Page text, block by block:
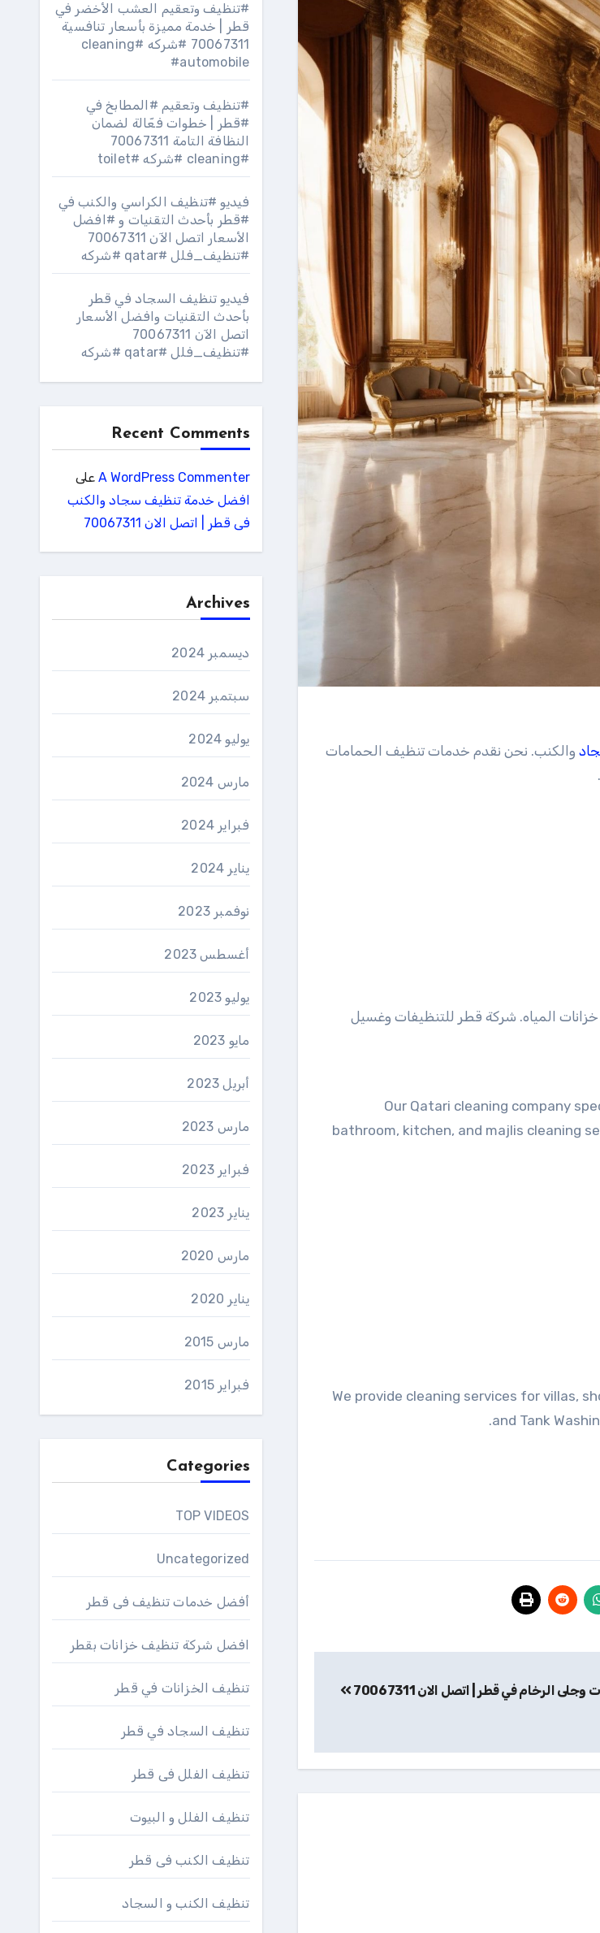
والكنب. نحن نقدم خدمات تنظيف الحمامات
المياه. شركة قطر للتنظيفات وغسيل
Our Qatari cleaning company
bathroom, kitchen, and majlis cleaning
We provide cleaning services for villas,
and Tank
الرخام في قطر | اتصل الان 70067311
#تنظيف وتعقيم العشب الأخضر في
قطر | خدمة مميزة بأسعار تنافسية
70067311 #شركه #cleaning
#automobile
#تنظيف وتعقيم #المطابخ في
#قطر | خطوات فعّالة لضمان
النظافة التامة 70067311
#cleaning #شركه #toilet
فيديو #تنظيف الكراسي والكنب في
#قطر بأحدث التقنيات و #افضل
الأسعار اتصل الآن 70067311
#تنظيف_فلل #qatar #شركه
فيديو تنظيف السجاد في قطر
بأحدث التقنيات وافضل الأسعار
اتصل الآن 70067311
#تنظيف_فلل #qatar #شركه
Recent Comments
A WordPress Commenter على
افضل خدمة تنظيف سجاد والكنب
فى قطر | اتصل الان 70067311
Archives
ديسمبر 2024
سبتمبر 2024
يوليو 2024
مارس 2024
فبراير 2024
يناير 2024
نوفمبر 2023
أغسطس 2023
يوليو 2023
مايو 2023
أبريل 2023
مارس 2023
فبراير 2023
يناير 2023
مارس 2020
يناير 2020
مارس 2015
فبراير 2015
Categories
TOP VIDEOS
Uncategorized
أفضل خدمات تنظيف فى قطر
افضل شركة تنظيف خزانات بقطر
تنظيف الخزانات في قطر
تنظيف السجاد في قطر
تنظيف الفلل فى قطر
تنظيف الفلل و البيوت
تنظيف الكنب فى قطر
تنظيف الكنب و السجاد